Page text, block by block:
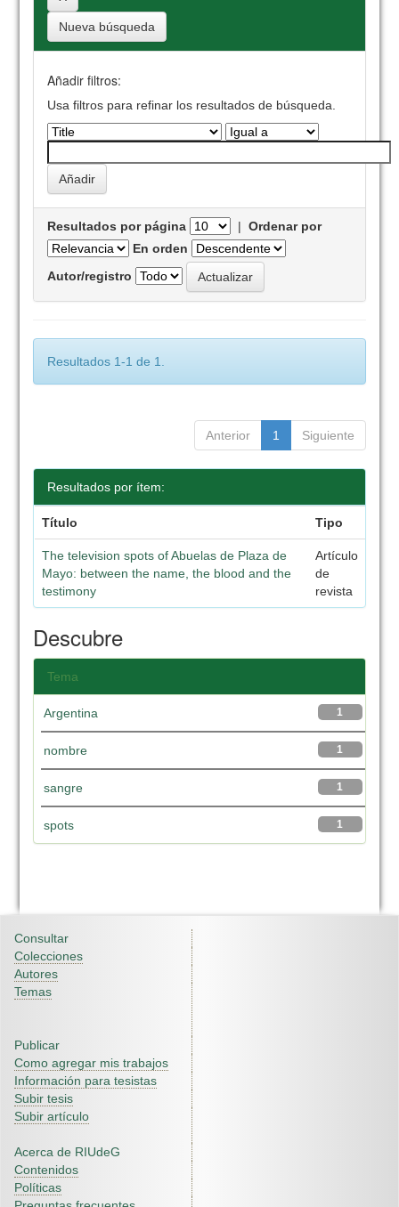
Nueva búsqueda
Añadir filtros:
Usa filtros para refinar los resultados de búsqueda.
Resultados por página |Ordenar por
En orden
Autor/registro
Resultados 1-1 de 1.
Anterior 1 Siguiente
Resultados por ítem:
Título Tipo
The television spots of Abuelas de Plaza de
Mayo: between the name, the blood and the
testimony
Artículo
de
revista
Descubre
Tema
1
Argentina
1
nombre
1
sangre
1
spots
Consultar
Colecciones
Autores
Temas
Publicar
Como agregar mis trabajos
Información para tesistas
Subir tesis
Subir artículo
Acerca de RIUdeG
Contenidos
Políticas